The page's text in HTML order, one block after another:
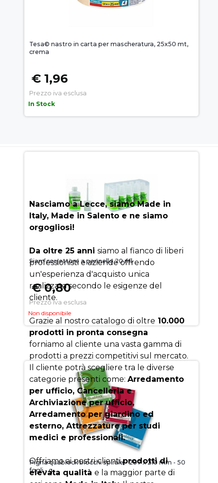
Tesa© nastro in carta per mascheratura, 25x50 mt,
crema
€ 1,96
Prezzo iva esclusa
In Stock
Siam correttore a pennello 20 ml
€ 0,80
Prezzo iva esclusa
Non disponibile
Pigna quablock blocchi spirale - 297 x 210 mm - 50
fogli - q
SUCCESSO
Nasciamo a Lecce, siamo Made in
Italy, Made in Salento e ne siamo
orgogliosi!
Da oltre 25 anni siamo al fianco di liberi
professionisti e aziende offrendo
un'esperienza d'acquisto unica
realizzata secondo le esigenze del
cliente.
Grazie al nostro catalogo di oltre 10.000
prodotti in pronta consegna
forniamo al cliente una vasta gamma di
prodotti a prezzi competitivi sul mercato.
Il cliente potrà scegliere tra le diverse
categorie presenti come: Arredamento
per ufficio, Cancelleria e
Archiviazione per ufficio,
Arredamento per giardino ed
esterno, Attrezzature per studi
medici e professionali.
Offriamo ai nostri clientiprodotti di
elevata qualità e la maggior parte di